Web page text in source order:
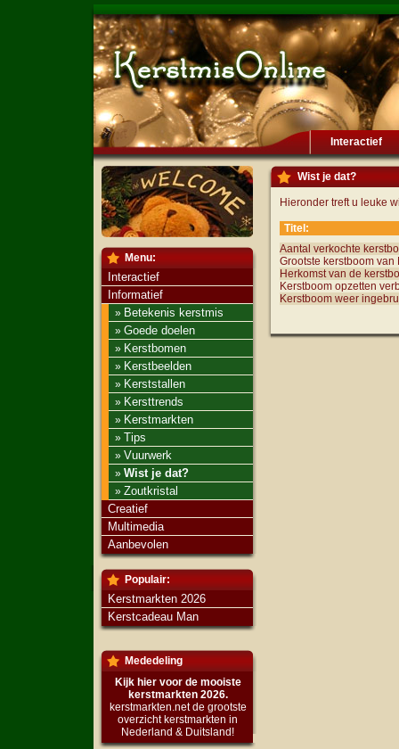
Interactief
Menu:
Interactief
Informatief
» Betekenis kerstmis
» Goede doelen
» Kerstbomen
» Kerstbeelden
» Kerststallen
» Kersttrends
» Kerstmarkten
» Tips
» Vuurwerk
» Wist je dat?
» Zoutkristal
Creatief
Multimedia
Aanbevolen
Populair:
Kerstmarkten 2026
Kerstcadeau Man
Mededeling
Kijk hier voor de mooiste
kerstmarkten 2026.
kerstmarkten.net de grootste
overzicht kerstmarkten in
Nederland & Duitsland!
Wist je dat?
Hieronder treft u leuke
Titel:
Aantal verkochte
Grootste kerstboom van
Herkomst van de
Kerstboom opzetten
Kerstboom weer